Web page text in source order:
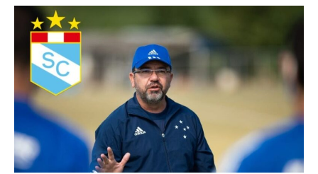
OFRECIMIENTO!
Tiago
Nunes
con
posibilidades
de
volver
a
dirigir
en